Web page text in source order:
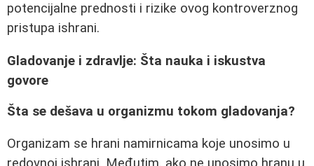
potencijalne prednosti i rizike ovog kontroverznog
pristupa ishrani.
Gladovanje i zdravlje: Šta nauka i iskustva
govore
Šta se dešava u organizmu tokom gladovanja?
Organizam se hrani namirnicama koje unosimo u